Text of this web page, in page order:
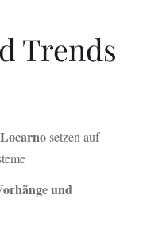
Trends
setzen auf
und